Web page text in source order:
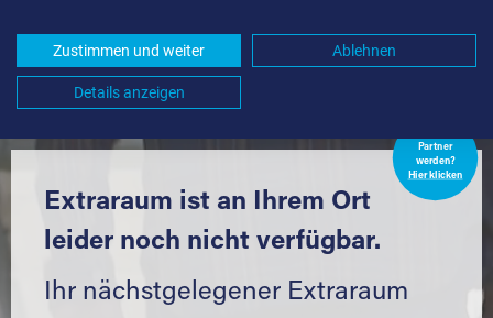
UMGEBUNG *
Komfortabel einlagern mit Extraraum
Partner
werden?
Hier klicken
Extraraum ist an Ihrem Ort
leider noch nicht verfügbar.
Ihr nächstgelegener Extraraum
Zustimmen und weiter Ablehnen
Details anzeigen